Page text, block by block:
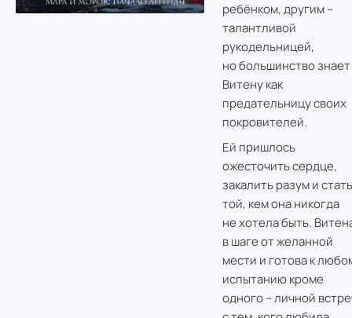
ребёнком, другим –
талантливой
рукодельницей,
но большинство знает
Витену как
предательницу своих
покровителей.
Ей пришлось
ожесточить сердце,
закалить разум и стать
той, кем она никогда
не хотела быть.
в шаге от желанной
мести и готова к
испытанию кроме
одного – личной